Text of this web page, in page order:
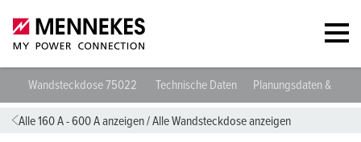
Wandsteckdose 75022 Technische Daten Planungsdaten &
Alle 160 A - 600 A anzeigen/Alle Wandsteckdose anzeigen